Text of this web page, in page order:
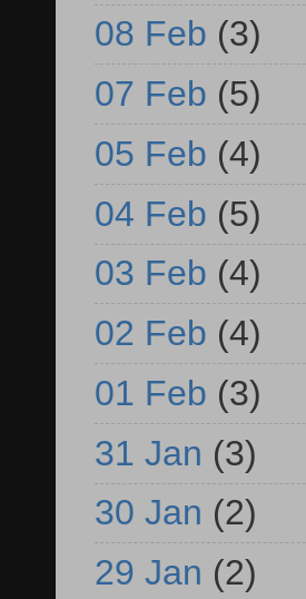
08 Feb (3)
07 Feb (5)
05 Feb (4)
04 Feb (5)
03 Feb (4)
02 Feb (4)
01 Feb (3)
31 Jan (3)
30 Jan (2)
29 Jan (2)